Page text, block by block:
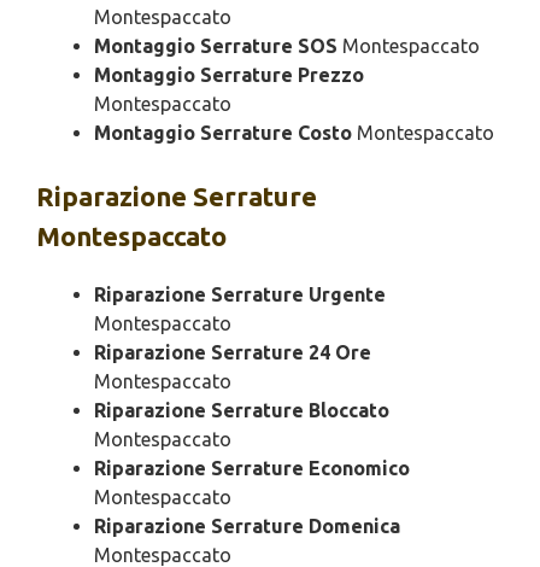
Montespaccato
Montaggio Serrature SOS Montespaccato
Montaggio Serrature Prezzo
Montespaccato
Montaggio Serrature Costo Montespaccato
Riparazione Serrature
Montespaccato
Riparazione Serrature Urgente
Montespaccato
Riparazione Serrature 24 Ore
Montespaccato
Riparazione Serrature Bloccato
Montespaccato
Riparazione Serrature Economico
Montespaccato
Riparazione Serrature Domenica
Montespaccato